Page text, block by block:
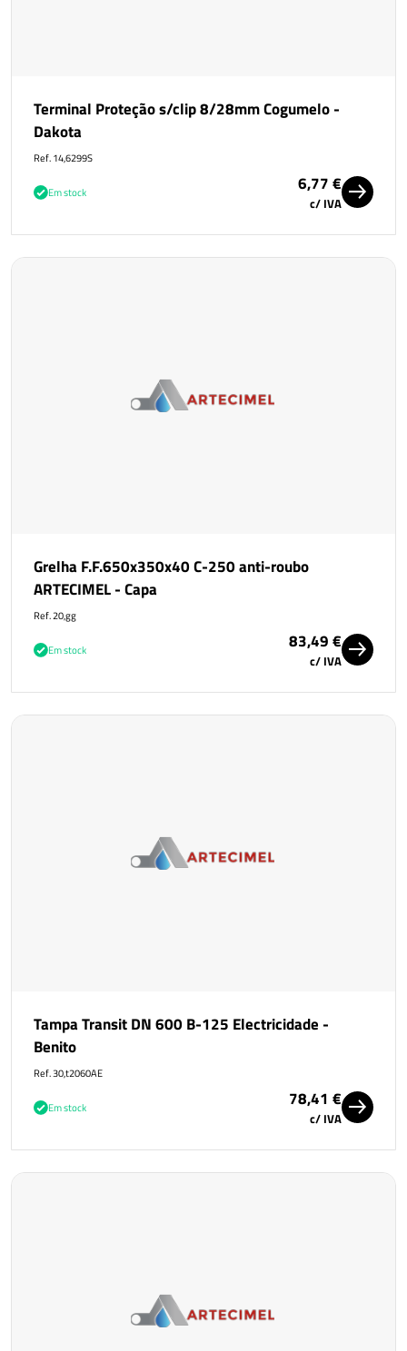
Terminal Proteção s/clip 8/28mm Cogumelo -
Dakota
Ref. 14,6299S
Em stock 6,77 €
c/ IVA
Grelha F.F.650x350x40 C-250 anti-roubo
ARTECIMEL - Capa
Ref. 20,gg
Em stock 83,49 €
c/ IVA
Tampa Transit DN 600 B-125 Electricidade -
Benito
Ref. 30,t2060AE
Em stock 78,41 €
c/ IVA